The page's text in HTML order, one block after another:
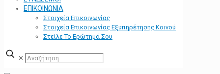
ΕΠΙΚΟΙΝΩΝΙΑ
Στοιχεία Επικοινωνίας
Στοιχεία Επικοινωνίας Εξυπηρέτησης Κοινού
Στείλε Το Ερώτημά Σου
✕